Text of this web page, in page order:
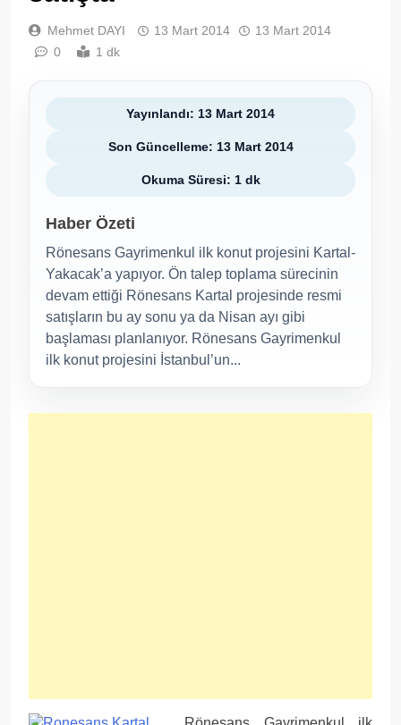
Mehmet DAYI 13 Mart 2014
13 Mart 2014
0
1 dk
Yayınlandı: 13 Mart 2014
Son Güncelleme: 13 Mart 2014
Okuma Süresi: 1 dk
Haber Özeti
Rönesans Gayrimenkul ilk konut projesini Kartal-
Yakacak’a yapıyor. Ön talep toplama sürecinin
devam ettiği Rönesans Kartal projesinde resmi
satışların bu ay sonu ya da Nisan ayı gibi
başlaması planlanıyor. Rönesans Gayrimenkul
ilk konut projesini İstanbul’un...